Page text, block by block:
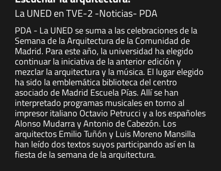
La UNED en TVE-2 -Noticias- PDA
PDA - La UNED se suma a las celebraciones de la
Semana de la Arquitectura de la Comunidad de
Madrid. Para este año, la universidad ha elegido
continuar la iniciativa de la anterior edición y
mezclar la arquitectura y la música. El lugar elegido
ha sido la emblemática biblioteca del centro
asociado de Madrid Escuela Pías. Allí se han
interpretado programas musicales en torno al
impresor italiano Octavio Petrucci y a los españoles
Alonso Mudarra y Antonio de Cabezón. Los
arquitectos Emilio Tuñón y Luis Moreno Mansilla
han leído dos textos suyos participando así en la
fiesta de la semana de la arquitectura.